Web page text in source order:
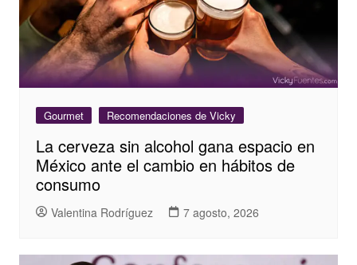
Gourmet Recomendaciones de Vicky
La cerveza sin alcohol gana espacio en
México ante el cambio en hábitos de
consumo
Valentina Rodríguez 7 agosto, 2026